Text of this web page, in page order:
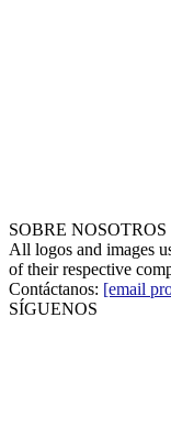
SOBRE NOSOTROS
All logos and images
of their respective
Contáctanos: [email
SÍGUENOS